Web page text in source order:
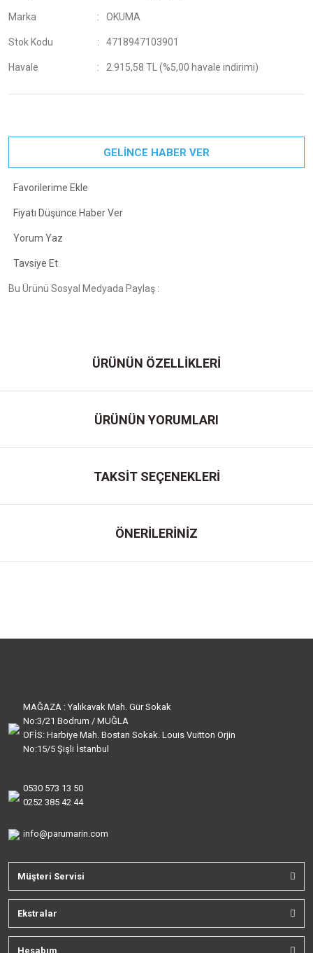
Marka OKUMA
Stok Kodu 4718947103901
Havale 2.915,58 TL (%5,00 havale indirimi)
GELİNCE HABER VER
Fiyatı Düşünce Haber Ver
Yorum Yaz
Tavsiye Et
Bu Ürünü Sosyal Medyada Paylaş :
ÜRÜNÜN ÖZELLİKLERİ
ÜRÜNÜN YORUMLARI
TAKSİT SEÇENEKLERİ
ÖNERİLERİNİZ
MAĞAZA : Yalıkavak Mah. Gür Sokak
No:3/21 Bodrum / MUĞLA
OFİS: Harbiye Mah. Bostan Sokak. Louis Vuitton Orjin
No:15/5 Şişli İstanbul
0530 573 13 50
0252 385 42 44
info@parumarin.com
Müşteri Servisi
Ekstralar
Hesabım